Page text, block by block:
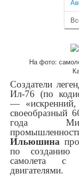
На фото:
Создатели
Ил-76 (по
—
своеобразный
года
Ильюшина
по созданию
самолета с
двигателями.